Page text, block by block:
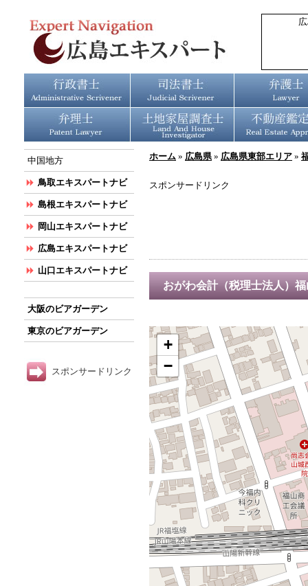
ホーム » 広島県» 広島県東部エリア »
スポンサードリンク
おがわ会計（税理士法人）
+
−
中国地方
鳥取エキスパートナビ
島根エキスパートナビ
岡山エキスパートナビ
広島エキスパートナビ
山口エキスパートナビ
大阪のビアガーデン
東京のビアガーデン
スポンサードリンク